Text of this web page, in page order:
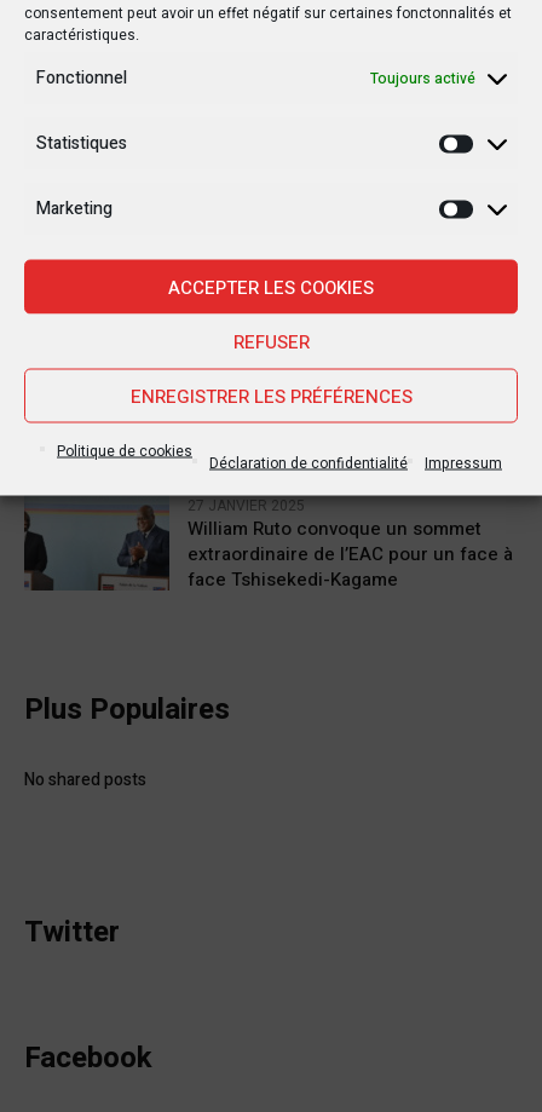
consentement peut avoir un effet négatif sur certaines fonctonnalités et
caractéristiques.
Fonctionnel Toujours activé
Statistiques
Marketing
ACCEPTER LES COOKIES
REFUSER
ENREGISTRER LES PRÉFÉRENCES
Politique de cookies
Déclaration de confidentialité Impressum
Populaire
Commentaires
30 JANVIER 2025
Jean-Noël Barrot, chef de la
diplomatie française en RDC : une
visite sous haute tension
28 JANVIER 2025
Goma sous le feu : la situation
27 JANVIER 2025
William Ruto convoque un sommet
extraordinaire de l’EAC pour un face à
face Tshisekedi-Kagame
Plus Populaires
No shared posts
Twitter
Facebook